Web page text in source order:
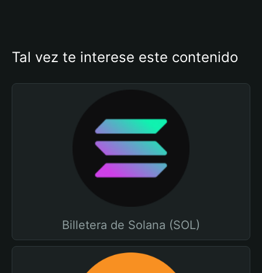
Tal vez te interese este contenido
Billetera de Solana (SOL)